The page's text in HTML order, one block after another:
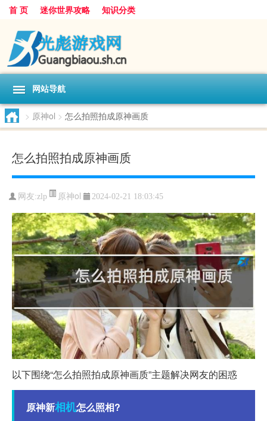
首 页 迷你世界攻略 知识分类
网站导航
> 原神ol > 怎么拍照拍成原神画质
怎么拍照拍成原神画质
网友:zlp 原神ol 2024-02-21 18:03:45
以下围绕“怎么拍照拍成原神画质”主题解决网友的困惑
原神新相机怎么照相?